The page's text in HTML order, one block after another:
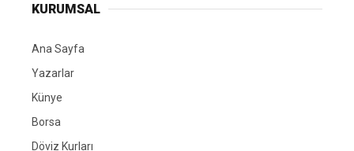
KURUMSAL
Ana Sayfa
Yazarlar
Künye
Borsa
Döviz Kurları